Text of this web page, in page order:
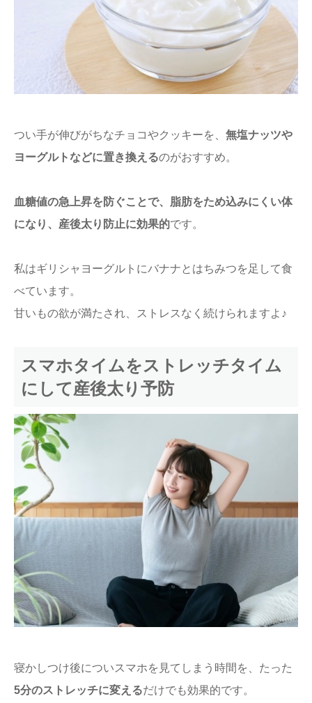
つい手が伸びがちなチョコやクッキーを、 無塩ナッツや
ヨーグルトなどに置き換えるのがおすすめ。
血糖値の急上昇を防ぐことで、脂肪をため込みにくい体
になり、産後太り防止に効果的です。
私はギリシャヨーグルトにバナナとはちみつを足して食
べています。
甘いもの欲が満たされ、ストレスなく続けられますよ♪
スマホタイムをストレッチタイム
にして産後太り予防
寝かしつけ後についスマホを見てしまう時間を、たった
5分のストレッチに変えるだけでも効果的です。